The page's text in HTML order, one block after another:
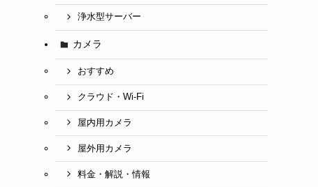
浄水型サーバー
カメラ
おすすめ
クラウド・Wi-Fi
屋内用カメラ
屋外用カメラ
料金・解説・情報